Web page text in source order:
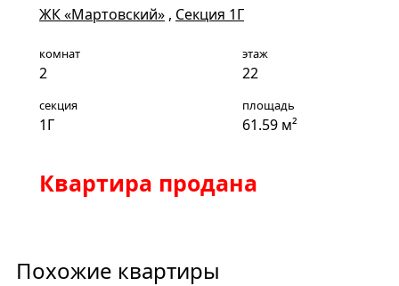
ЖК «Мартовский» , Секция 1Г
комнат
2
этаж
22
секция
1Г
площадь
61.59 м²
Квартира продана
Похожие квартиры